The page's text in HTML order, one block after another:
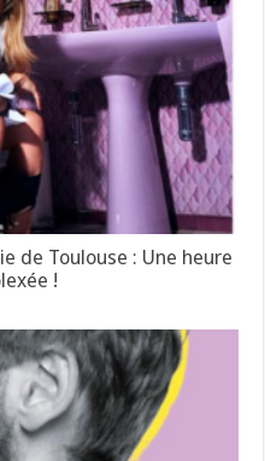
de Toulouse : Une heure
!